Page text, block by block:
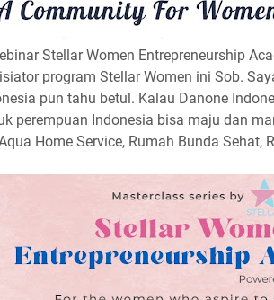
Stellar Women Entrepreneurship
program Stellar Women ini Sob.
pun tahu betul. Kalau Danone
perempuan Indonesia bisa maju dan
Home Service, Rumah Bunda Sehat,